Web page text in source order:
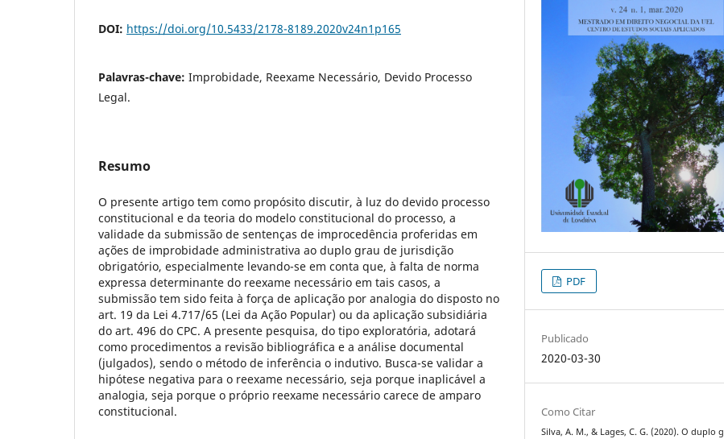
DOI: https://doi.org/10.5433/2178-8189.2020v24n1p165
Palavras-chave: Improbidade, Reexame Necessário, Devido Processo
Legal.
Resumo
O presente artigo tem como propósito discutir, à luz do devido processo
constitucional e da teoria do modelo constitucional do processo, a
validade da submissão de sentenças de improcedência proferidas em
ações de improbidade administrativa ao duplo grau de jurisdição
obrigatório, especialmente levando-se em conta que, à falta de norma
expressa determinante do reexame necessário em tais casos, a
submissão tem sido feita à força de aplicação por analogia do disposto no
art. 19 da Lei 4.717/65 (Lei da Ação Popular) ou da aplicação subsidiária
do art. 496 do CPC. A presente pesquisa, do tipo exploratória, adotará
como procedimentos a revisão bibliográfica e a análise documental
(julgados), sendo o método de inferência o indutivo. Busca-se validar a
hipótese negativa para o reexame necessário, seja porque inaplicável a
analogia, seja porque o próprio reexame necessário carece de amparo
constitucional.
PDF
Publicado
2020-03-30
Como Citar
Silva, A. M., & Lages, C. G. (2020). O duplo